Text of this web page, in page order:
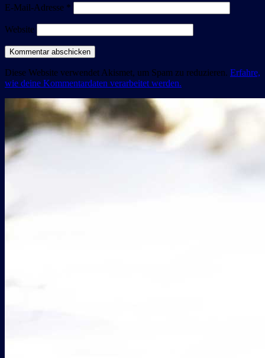
E-Mail-Adresse *
Website
Diese Website verwendet Akismet, um Spam zu reduzieren. Erfahre,
wie deine Kommentardaten verarbeitet werden.